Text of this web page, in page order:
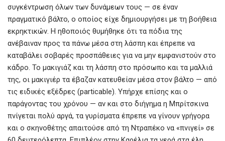
συγκέντρωση όλων των δυνάμεων τους — σε έναν
πραγματικό βάλτο, ο οποίος είχε δημιουργήσει με τη βοήθεια
εκρηκτικών. Η ηθοποιός θυμήθηκε ότι τα πόδια της
ανέβαιναν προς τα πάνω μέσα στη λάσπη και έπρεπε να
καταβάλει σοβαρές προσπάθειες για να μην εμφανιστούν στο
κάδρο. Το μακιγιάζ και τη λάσπη στο πρόσωπο και τα μαλλιά
της, οι μακιγιέρ τα έβαζαν κατευθείαν μέσα στον βάλτο — από
τις ειδικές εξέδρες (particable). Υπήρχε επίσης και ο
παράγοντας του χρόνου — αν και στο διήγημα η Μπρίτσκινα
πνίγεται πολύ αργά, τα γυρίσματα έπρεπε να γίνουν γρήγορα
και ο σκηνοθέτης απαιτούσε από τη Ντραπέκο να «πνιγεί» σε